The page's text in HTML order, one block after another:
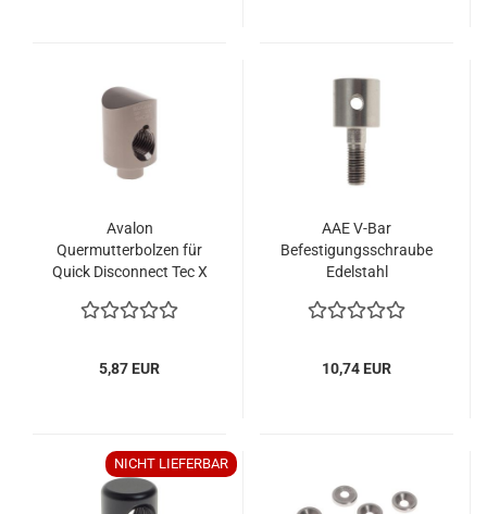
Avalon
Quermutterbolzen für
Quick Disconnect Tec X
5,87 EUR
AAE V-Bar
Befestigungsschraube
Edelstahl
10,74 EUR
NICHT LIEFERBAR